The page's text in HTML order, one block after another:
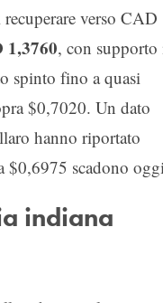
verso CAD
1,3760, con supporto
spinto fino a quasi
$0,7020. Un dato
hanno riportato
$0,6975 scadono
indiana